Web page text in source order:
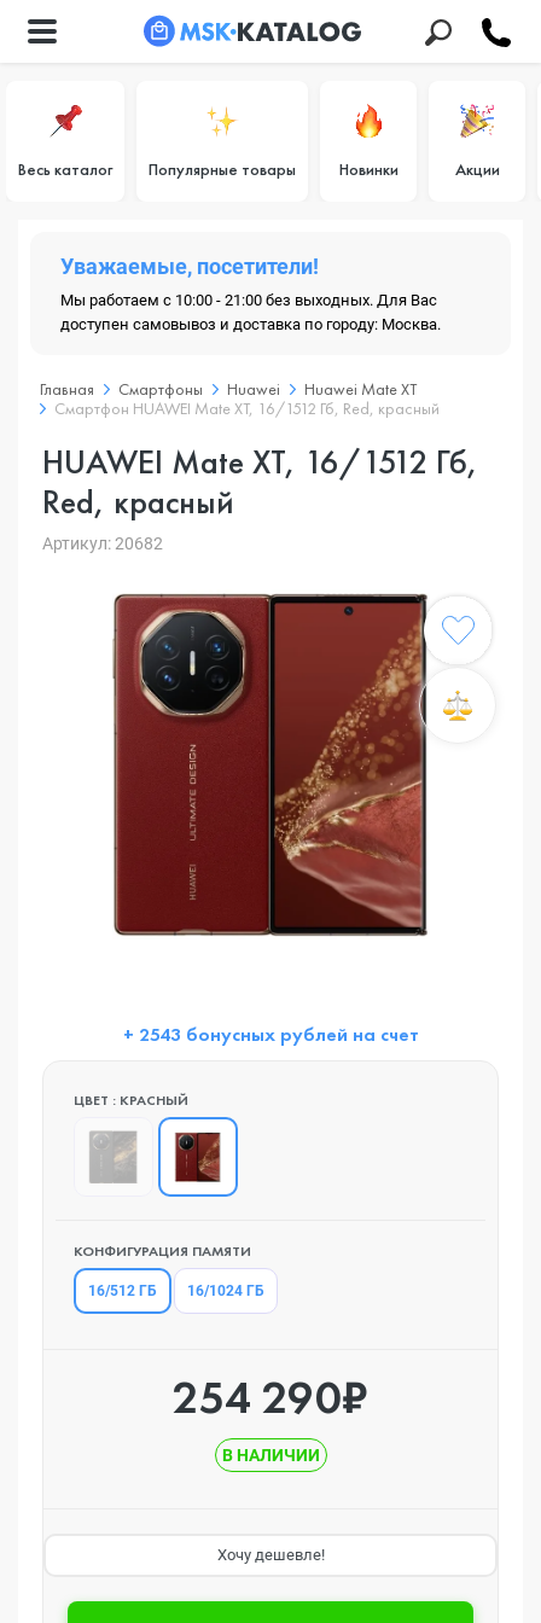
Весь каталог Популярные товары Новинки Акции
Уважаемые, посетители!
Мы работаем с 10:00 - 21:00 без выходных. Для Вас
доступен самовывоз и доставка по городу: Москва.
Главная Смартфоны Huawei
Huawei Mate XT
Смартфон HUAWEI Mate XT, 16/1512 Гб, Red, красный
HUAWEI Mate XT, 16/1512 Гб,
Red, красный
Артикул: 20682
+ 2543 бонусных рублей на счет
ЦВЕТ : КРАСНЫЙ
КОНФИГУРАЦИЯ ПАМЯТИ
16/512 ГБ 16/1024 ГБ
254 290₽
В НАЛИЧИИ
Хочу дешевле!